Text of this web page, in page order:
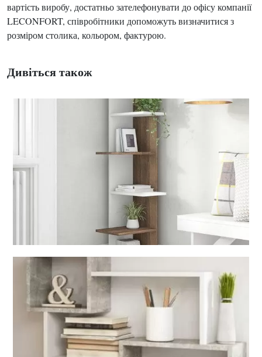
вартість виробу, достатньо зателефонувати до офісу компанії
LECONFORT, співробітники допоможуть визначитися з
розміром столика, кольором, фактурою.
Дивіться також